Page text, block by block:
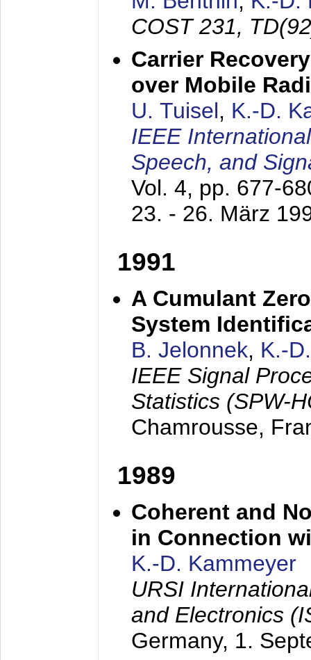
COST 231,
Carrier
over Mobile
U. Tuisel, K.-D.
IEEE
Speech, and
Vol. 4, pp. 677-
23. - 26. März
1991
A Cumulant
System
B. Jelonnek, K.-
IEEE Signal
Statistics (SPW-
Chamrousse,
1989
Coherent and
in Connection
K.-D. Kammeyer
URSI
and Electronics
Germany, 1.